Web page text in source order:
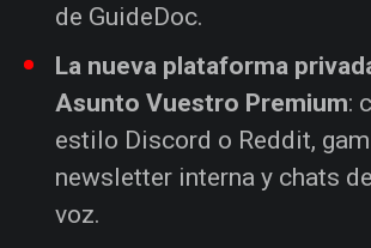
de GuideDoc.
La nueva plataforma
Asunto Vuestro Premium:
estilo Discord o Reddit,
newsletter interna y chats
voz.